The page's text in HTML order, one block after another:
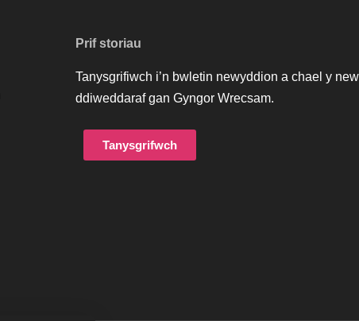
Prif storiau
Tanysgrifiwch i’n bwletin newyddion a chael y
ddiweddaraf gan Gyngor Wrecsam.
Tanysgrifwch